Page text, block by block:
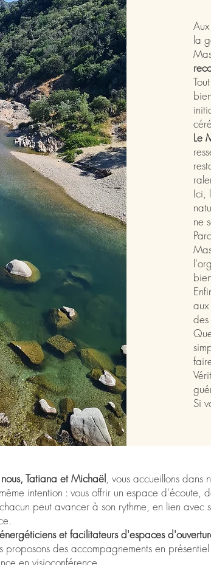
la
Le
Ici,
ne
Si
nous, Tatiana et Michaël, vous accueillons dans
intention : vous offrir un espace d'écoute,
peut avancer à son rythme, en lien avec
et facilitateurs d'espaces
proposons des accompagnements en